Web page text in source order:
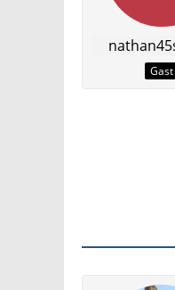
Gast